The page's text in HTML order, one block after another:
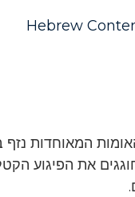
Hebrew
המאוחדות
את הפיגוע